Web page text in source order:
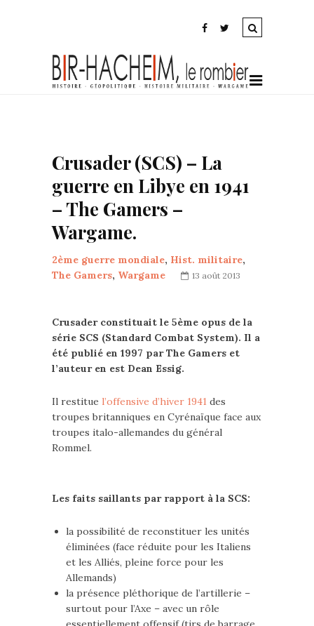
Crusader (SCS) – La
guerre en Libye en 1941
– The Gamers –
Wargame.
2ème guerre mondiale, Hist. militaire,
The Gamers, Wargame 13 août 2013
Crusader constituait le 5ème opus de la
série SCS (Standard Combat System). Il a
été publié en 1997 par The Gamers et
l’auteur en est Dean Essig.
Il restitue l’offensive d’hiver 1941 des
troupes britanniques en Cyrénaïque face aux
troupes italo-allemandes du général
Rommel.
Les faits saillants par rapport à la SCS:
la possibilité de reconstituer les unités
éliminées (face réduite pour les Italiens
et les Alliés, pleine force pour les
Allemands)
la présence pléthorique de l’artillerie –
surtout pour l’Axe – avec un rôle